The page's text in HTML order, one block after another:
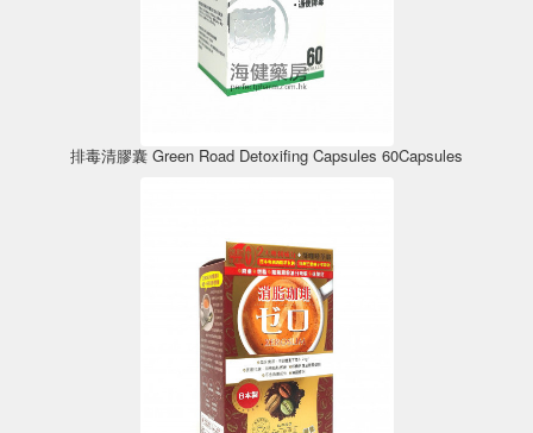
排毒清膠囊 Green Road Detoxifing Capsules 60Capsules